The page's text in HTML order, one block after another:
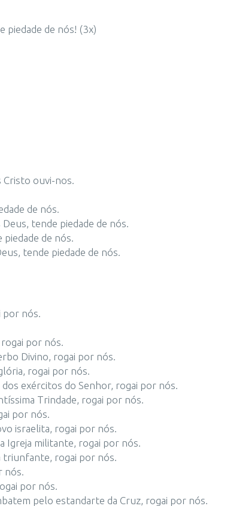
piedade de nós! (3x)
Cristo ouvi-nos.
de nós.
tende piedade de nós.
de nós.
tende piedade de nós.
por nós.
por nós.
Divino, rogai por nós.
rogai por nós.
exércitos do Senhor, rogai por nós.
Trindade, rogai por nós.
por nós.
israelita, rogai por nós.
Igreja militante, rogai por nós.
triunfante, rogai por nós.
nós.
por nós.
pelo estandarte da Cruz, rogai por nós.